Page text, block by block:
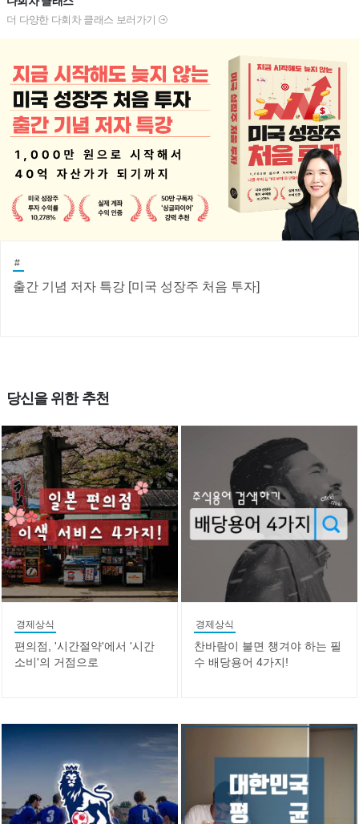
더 다양한 다회차 클래스 보러가기
#
출간 기념 저자 특강 [미국 성장주 처음 투자]
당신을 위한 추천
경제상식
편의점, '시간절약'에서 '시간
소비'의 거점으로
경제상식
찬바람이 불면 챙겨야 하는 필
수 배당용어 4가지!